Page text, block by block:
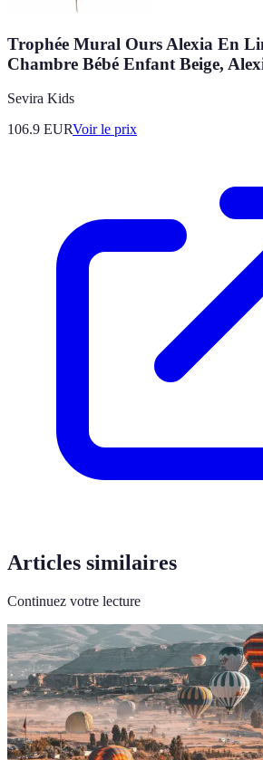
Trophée Mural Ours Alexia En
Chambre Bébé Enfant Beige,
Sevira Kids
106.9 EURVoir le prix
Articles similaires
Continuez votre lecture